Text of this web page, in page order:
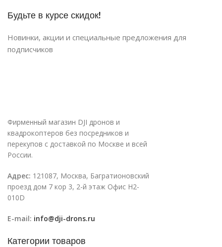
Будьте в курсе скидок!
Новинки, акции и специальные предложения для
подписчиков
Фирменный магазин DJI дронов и
квадрокоптеров без посредников и
перекупов с доставкой по Москве и всей
России.
Адрес: 121087, Москва, Багратионовский
проезд дом 7 кор 3, 2-й этаж Офис H2-
010D
E-mail: info@dji-drons.ru
Категории товаров